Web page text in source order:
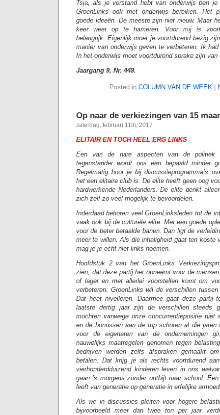
Tsja, als je verstand hebt van onderwijs ben
GroenLinks ook met onderwijs bereiken. Het
goede ideeën. De meeste zijn niet nieuw. Maar
keer weer op te hameren. Voor mij is
belangrijk. Eigenlijk moet je voortdurend bezig
manier van onderwijs geven te verbeteren. Ik
In het onderwijs moet voortdurend sprake zijn van
Jaargang 9, Nr. 449.
Posted in COLUMN VAN DE WEEK
Op naar de verkiezingen van 15
zaterdag, februari 11th, 2017
ELITAIR EN TOCH HEEL ERG LINKS
Een van de nare aspecten van de
tegenstander wordt ons een bepaald minder
Regelmatig hoor je bij discussieprogramma’s
het een elitaire club is. De elite heeft geen oog
hardwerkende Nederlanders. De elite denkt
zich zelf zo veel mogelijk te bevoordelen.
Inderdaad behoren veel GroenLinksleden tot de
vaak ook bij de culturele elite. Met een goede
voor de beter betaalde banen. Dan ligt de
meer te willen. Als die inhaligheid gaat ten koste
mag je je echt niet links noemen.
Hoofdstuk 2 van het GroenLinks
zien, dat deze partij het opneemt voor de
of lager en met allerlei voorstellen komt om
verbeteren. GroenLinks wil de verschillen
Dat heet nivelleren. Daarmee gaat deze partij
laatste dertig jaar zijn de verschillen steeds
mochten vanwege onze concurrentiepositie niet
en de bonussen aan de top schoten al die jaren
voor de eigenaren van de ondernemingen
nauwelijks maatregelen genomen tegen
bedrijven werden zelfs afspraken gemaakt
betalen. Dat krijg je als rechts voortdurend
vierhonderdduizend kinderen leven in ons
gaan ’s morgens zonder ontbijt naar school.
leeft van generatie op generatie in erfelijke
Als we in discussies pleiten voor hogere
bijvoorbeeld meer dan twee ton per jaar